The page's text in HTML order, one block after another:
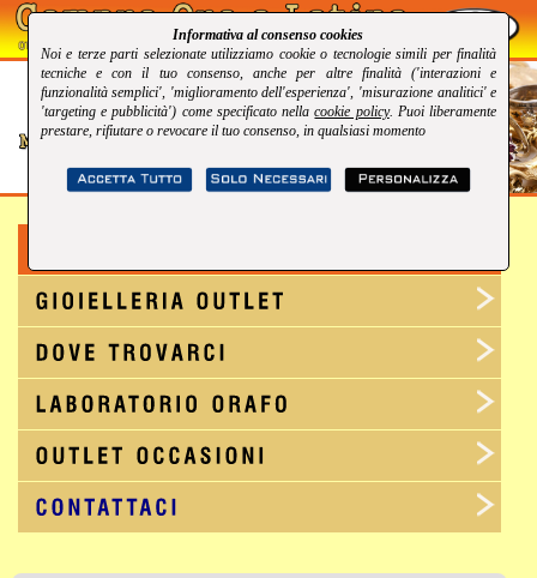
Informativa al consenso cookies
Noi e terze parti selezionate utilizziamo cookie o tecnologie simili per finalità
tecniche e con il tuo consenso, anche per altre finalità ('interazioni e
funzionalità semplici', 'miglioramento dell'esperienza', 'misurazione analitici' e
'targeting e pubblicità') come specificato nellacookie policy. Puoi liberamente
prestare, rifiutare o revocare il tuo consenso, in qualsiasi momento